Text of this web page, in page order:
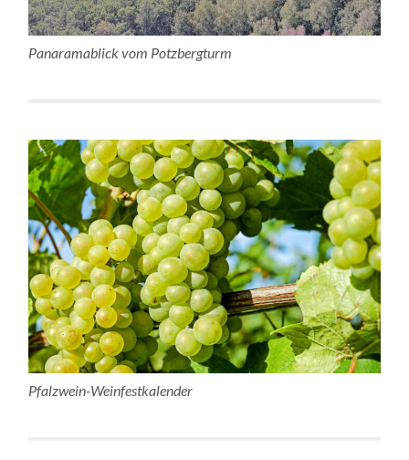
Panaramablick vom Potzbergturm
Pfalzwein-Weinfestkalender